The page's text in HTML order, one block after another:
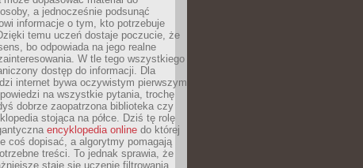
a jednocześnie podsunąć
informacje o tym, kto potrzebuje
temu uczeń dostaje poczucie, że
bo odpowiada na jego realne
W tle tego wszystkiego
dostęp do informacji. Dla
internet bywa oczywistym pierwszym
na wszystkie pytania, trochę
dobrze zaopatrzona biblioteka czy
stojąca na półce. Dziś tę rolę
encyklopedia online do której
coś dopisać, a algorytmy pomagają
treści. To jednak sprawia, że
staje się uczenie filtrowania